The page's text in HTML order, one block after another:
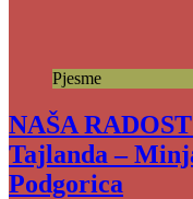
Pjesme
NAŠA
Tajlanda –
Podgorica